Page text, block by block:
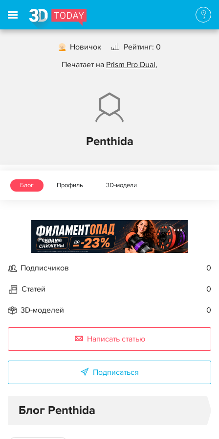
Новичок
Рейтинг: 0
Печатает на Prism Pro Dual,
Penthida
Блог Профиль 3D-модели
Реклама
Подписчиков 0
Статей 0
3D-моделей 0
Написать статью
Подписаться
Блог Penthida